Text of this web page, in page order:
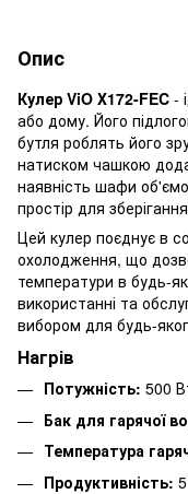
Опис
Кулер ViO Х172-FEC -
або дому. Його
бутля роблять його
натиском чашкою
наявність шафи
простір для
Цей кулер поєднує в
охолодження, що
температури в будь-
використанні та
вибором для будь-
Нагрів
Потужність: 500
Бак для гарячої
Температура
Продуктивність: